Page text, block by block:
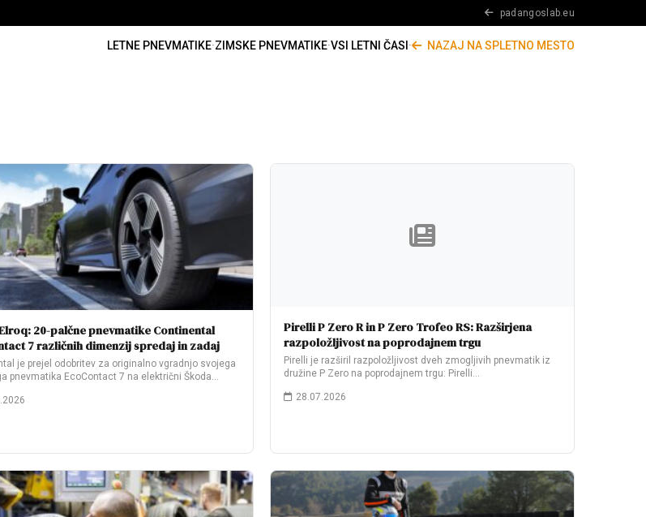
padangoslab.eu
LETNE PNEVMATIKE·ZIMSKE PNEVMATIKE·VSI LETNI ČASI · NAZAJ NA SPLETNO MESTO
20-palčne pnevmatike Continental
7 različnih dimenzij spredaj in zadaj
je prejel odobritev za originalno vgradnjo svojega
pnevmatika EcoContact 7 na električni Škoda…
Pirelli P Zero R in P Zero Trofeo RS: Razširjena
razpoložljivost na poprodajnem trgu
Pirelli je razširil razpoložljivost dveh zmogljivih pnevmatik iz
družine P Zero na poprodajnem trgu: Pirelli…
28.07.2026